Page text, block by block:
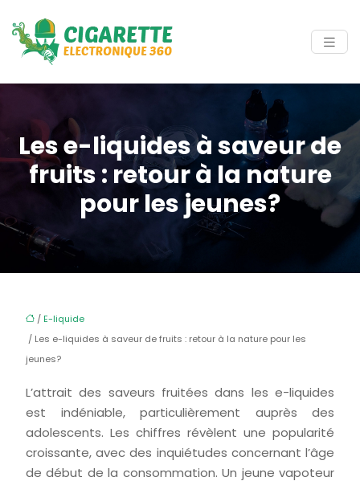
Les e-liquides à saveur de
fruits : retour à la nature
pour les jeunes?
/ E-liquide
/ Les e-liquides à saveur de fruits : retour à la nature pour les
jeunes?
L’attrait des saveurs fruitées dans les e-liquides
est indéniable, particulièrement auprès des
adolescents. Les chiffres révèlent une popularité
croissante, avec des inquiétudes concernant l’âge
de début de la consommation. Un jeune vapoteur